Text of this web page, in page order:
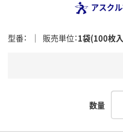
アスク
型番 販売単位 1袋(100枚
数量